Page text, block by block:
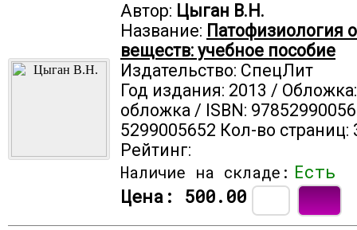
Автор: Цыган В.Н.
Название: Патофизиология
веществ: учебное пособие
Издательство: СпецЛит
Год издания: 2013 /
обложка / ISBN:
5299005652 Кол-во страниц:
Рейтинг:
Наличие на складе: Есть
Цена: 500.00